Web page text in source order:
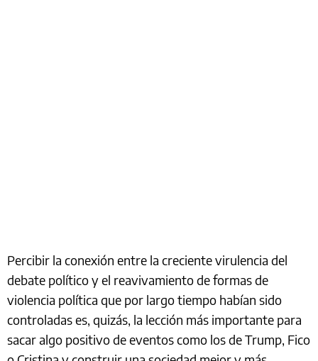
Percibir la conexión entre la creciente virulencia del
debate político y el reavivamiento de formas de
violencia política que por largo tiempo habían sido
controladas es, quizás, la lección más importante para
sacar algo positivo de eventos como los de Trump, Fico